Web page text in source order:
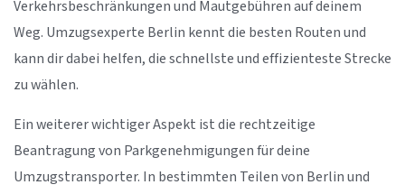
Verkehrsbeschränkungen und Mautgebühren auf deinem
Weg. Umzugsexperte Berlin kennt die besten Routen und
kann dir dabei helfen, die schnellste und effizienteste Strecke
zu wählen.
Ein weiterer wichtiger Aspekt ist die rechtzeitige
Beantragung von Parkgenehmigungen für deine
Umzugstransporter. In bestimmten Teilen von Berlin und